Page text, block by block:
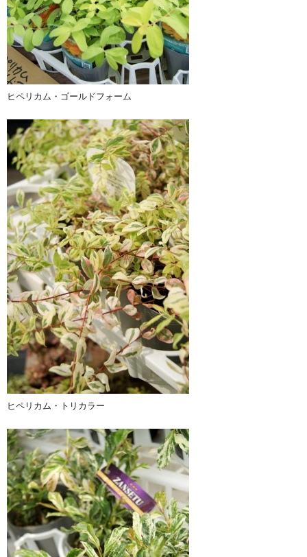
ヒペリカム・ゴールドフォーム
ヒペリカム・トリカラー